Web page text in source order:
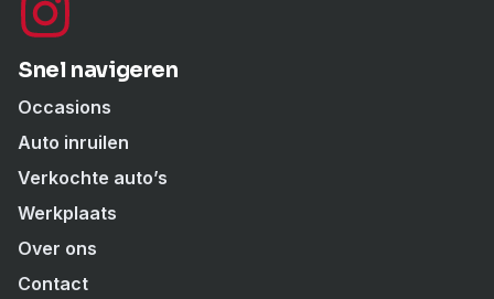
Snel navigeren
Occasions
Auto inruilen
Verkochte auto’s
Werkplaats
Over ons
Contact